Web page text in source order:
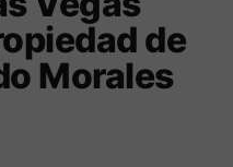
de
Morales